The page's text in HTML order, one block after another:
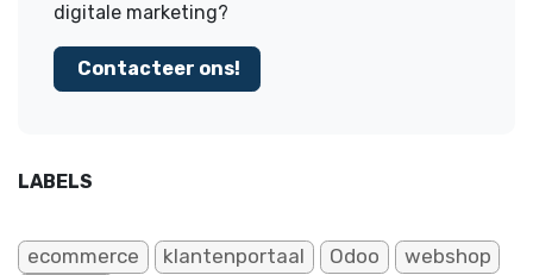
digitale marketing?
Contacteer ons!
LABELS
ecommerce klantenportaal Odoo
webshop